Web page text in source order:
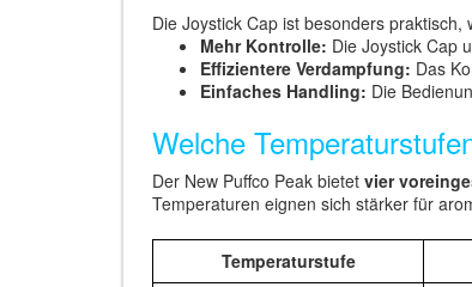
Die Joystick Cap ist besonders
Mehr Kontrolle: Die Joystick Cap
Effizientere Verdampfung: Das
Einfaches Handling: Die
Welche
Der New Puffco Peak bietet vier
Temperaturen eignen sich stärker für
Temperaturstufe